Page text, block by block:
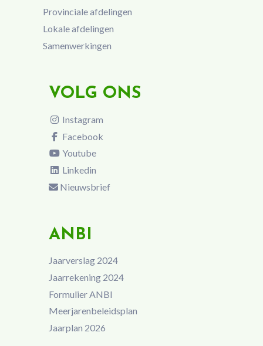
Provinciale afdelingen
Lokale afdelingen
Samenwerkingen
VOLG ONS
Instagram
Facebook
Youtube
Linkedin
Nieuwsbrief
ANBI
Jaarverslag 2024
Jaarrekening 2024
Formulier ANBI
Meerjarenbeleidsplan
Jaarplan 2026